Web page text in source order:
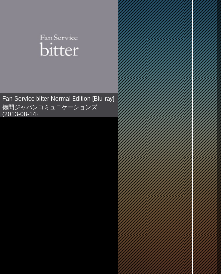
Fan Service bitter Normal Edition [Blu-ray]
徳間ジャパンコミュニケーションズ
(2013-08-14)